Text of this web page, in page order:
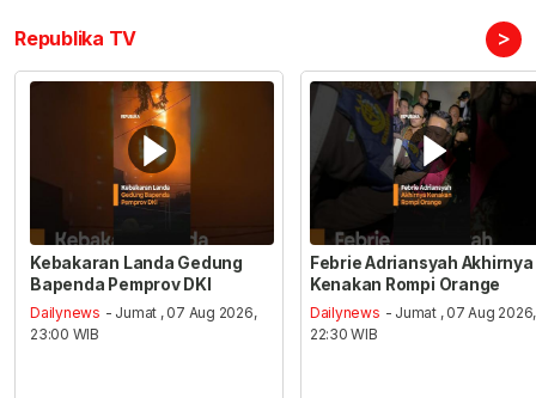
Republika TV >
Kebakaran Landa Gedung
Bapenda Pemprov DKI
Dailynews - Jumat , 07 Aug 2026,
23:00 WIB
Febrie Adriansyah Akhirnya
Kenakan Rompi Orange
Dailynews - Jumat , 07 Aug 2026,
22:30 WIB